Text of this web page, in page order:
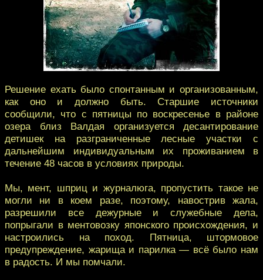
Решение ехать было спонтанным и организованным,
как оно и должно быть. Старшие источники
сообщили, что с пятницы по воскресенье в районе
озера близ Валдая организуется десантирование
детишек на разграниченные лесные участки с
дальнейшим индивидуальным их проживанием в
течение 48 часов в условиях природы.
Мы, мент, шприц и журналюга, пропустить такое не
могли ни в коем разе, поэтому, навострив жала,
разрешили все дежурные и служебные дела,
попрыгали в ментовозку японского происхождения, и
настроились на поход. Пятница, штормовое
предупреждение, жарища и парилка — всё было нам
в радость. И мы помчали.